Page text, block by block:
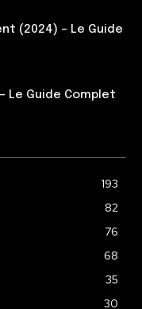
(2024) – Le Guide
Le Guide Complet
193
82
76
68
35
30